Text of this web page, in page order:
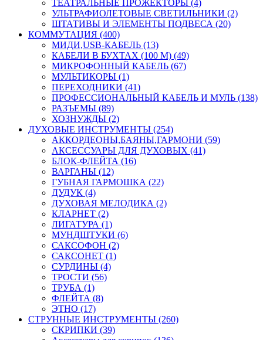
ТЕАТРАЛЬНЫЕ ПРОЖЕКТОРЫ (4)
УЛЬТРАФИОЛЕТОВЫЕ СВЕТИЛЬНИКИ (2)
ШТАТИВЫ И ЭЛЕМЕНТЫ ПОДВЕСА (20)
КОММУТАЦИЯ (400)
МИДИ,USB-КАБЕЛЬ (13)
КАБЕЛИ В БУХТАХ (100 М) (49)
МИКРОФОННЫЙ КАБЕЛЬ (67)
МУЛЬТИКОРЫ (1)
ПЕРЕХОДНИКИ (41)
ПРОФЕССИОНАЛЬНЫЙ КАБЕЛЬ И МУЛЬ (138)
РАЗЪЕМЫ (89)
ХОЗНУЖДЫ (2)
ДУХОВЫЕ ИНСТРУМЕНТЫ (254)
АККОРДЕОНЫ,БАЯНЫ,ГАРМОНИ (59)
АКСЕССУАРЫ ДЛЯ ДУХОВЫХ (41)
БЛОК-ФЛЕЙТА (16)
ВАРГАНЫ (12)
ГУБНАЯ ГАРМОШКА (22)
ДУДУК (4)
ДУХОВАЯ МЕЛОДИКА (2)
КЛАРНЕТ (2)
ЛИГАТУРА (1)
МУНДШТУКИ (6)
САКСОФОН (2)
САКСОНЕТ (1)
СУРДИНЫ (4)
ТРОСТИ (56)
ТРУБА (1)
ФЛЕЙТА (8)
ЭТНО (17)
СТРУННЫЕ ИНСТРУМЕНТЫ (260)
СКРИПКИ (39)